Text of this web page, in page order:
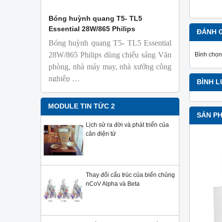
Bóng huỳnh quang T5- TL5
Essential 28W/865 Philips
Bóng huỳnh quang T5- TL5 Essential
28W/865 Philips dùng chiếu sáng Văn
phòng, nhà máy may, nhà xưởng công
nghiệp …
Bóng
18W/965
TL-D
phỏng
Với độ
sử
Sản
MODULE TIN TỨC 2
Lịch sử ra đời và phát triển của
cân điện tử
Thay đổi cấu trúc của biến chủng
nCoV Alpha và Beta
ĐÁNH
Bình
BÌNH
SẢN